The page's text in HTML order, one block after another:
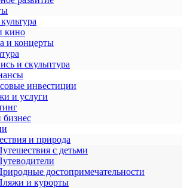
кино
и концерты
и скульптура
инвестиции
и услуги
и природа
с детьми
достопримечательности
и курорты